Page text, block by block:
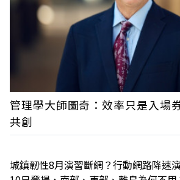
管理學大師圖奇：效率只是入場
共創
城鎮韌性8月演習斷網？行動網路降速